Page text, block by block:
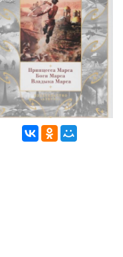
20:38
20:46
23:05
23:16